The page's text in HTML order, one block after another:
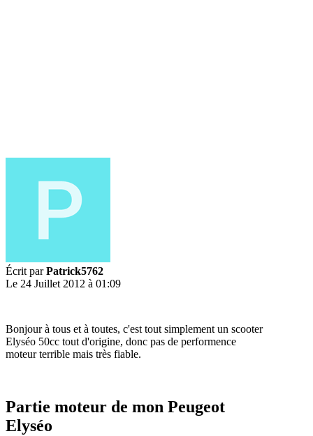
Écrit parPatrick5762
Le 24 Juillet 2012 à 01:09
Bonjour à tous et à toutes, c'est tout simplement un scooter
Elyséo 50cc tout d'origine, donc pas de performence
moteur terrible mais très fiable.
Partie moteur de mon Peugeot
Elyséo